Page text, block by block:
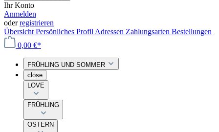
Ihr Konto
Anmelden
oderregistrieren
Übersicht Persönliches Profil Adressen Zahlungsarten Bestellungen
0,00 €*
FRÜHLING UND SOMMER
close
LOVE
FRÜHLING
OSTERN